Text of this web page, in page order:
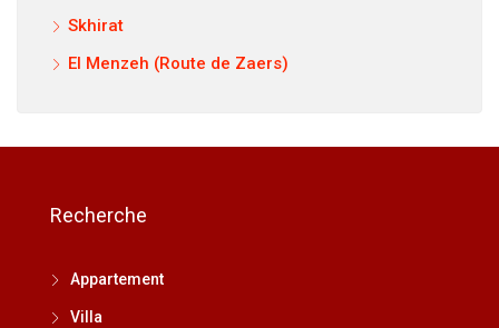
Skhirat
El Menzeh (Route de Zaers)
Recherche
Appartement
Villa